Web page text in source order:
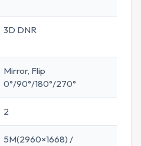
3D DNR
Mirror, Flip
0°/90°/180°/270°
2
5M(2960×1668) /